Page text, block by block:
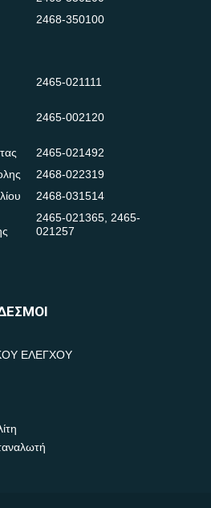
2468-350100
2465-021111
2465-002120
2465-021492
2468-022319
2468-031514
2465-021365, 2465-
021257
ΕΛΕΓΧΟΥ